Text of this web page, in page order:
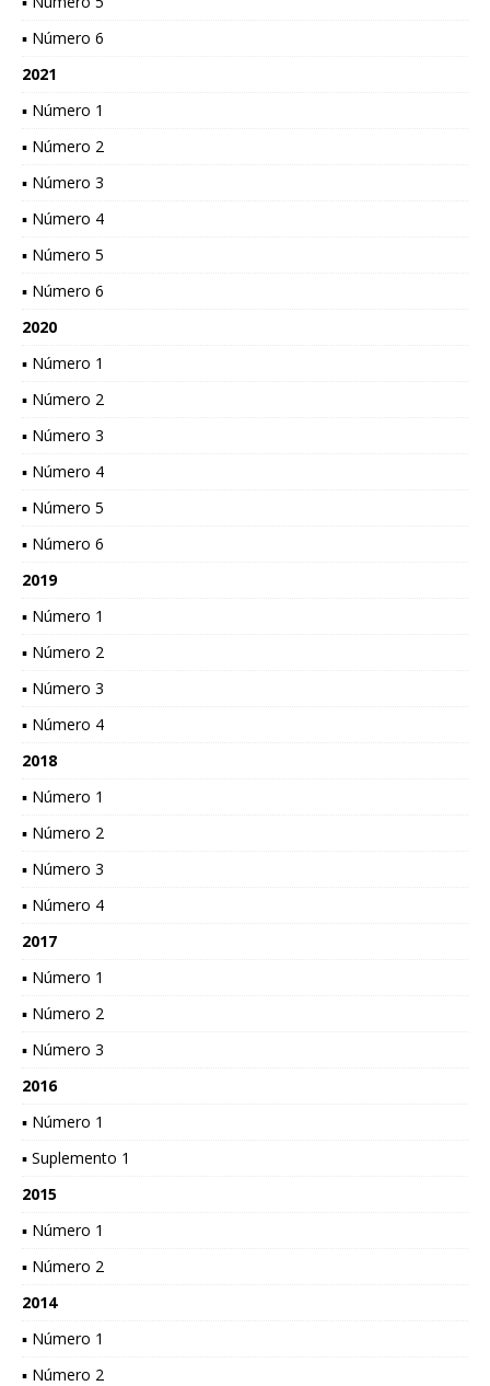
▪ Número 6
2021
▪ Número 1
▪ Número 2
▪ Número 3
▪ Número 4
▪ Número 5
▪ Número 6
2020
▪ Número 1
▪ Número 2
▪ Número 3
▪ Número 4
▪ Número 5
▪ Número 6
2019
▪ Número 1
▪ Número 2
▪ Número 3
▪ Número 4
2018
▪ Número 1
▪ Número 2
▪ Número 3
▪ Número 4
2017
▪ Número 1
▪ Número 2
▪ Número 3
2016
▪ Número 1
▪ Suplemento 1
2015
▪ Número 1
▪ Número 2
2014
▪ Número 1
▪ Número 2